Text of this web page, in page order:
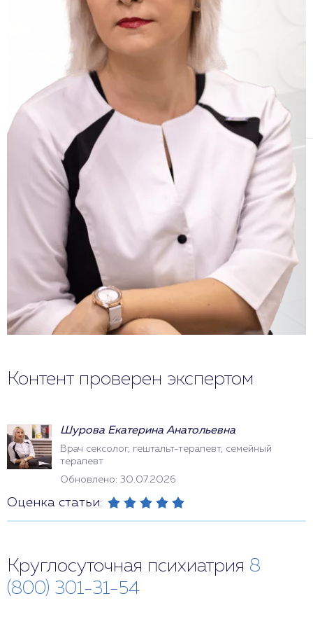
Контент проверен экспертом
Шурова Екатерина Анатольевна
Врач сексолог, гештальт-терапевт, семейный
терапевт
Обновлено: 30.07.2026
Оценка статьи:
Круглосуточная психиатрия 8
(800) 301-31-54